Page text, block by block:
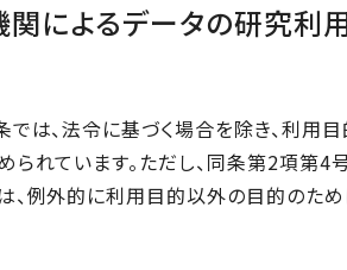
関によるデータの研究利
は、法令に基づく場合を除き、利用
られています。ただし、同条第2項第
、例外的に利用目的以外の目的のた